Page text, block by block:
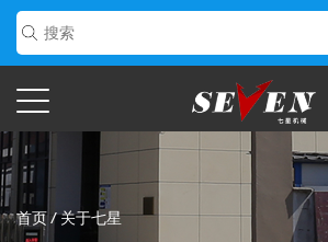
首页 /关于七星